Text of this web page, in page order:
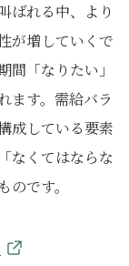
ばれる中、より
が増していくで
間「なりたい」
ます。需給バラ
成している要素
なくてはならな
です。